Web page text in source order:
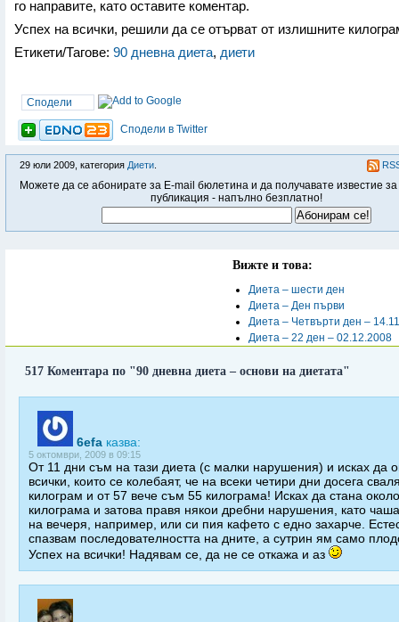
го направите, като оставите коментар.
Успех на всички, решили да се отърват от излишните
Етикети/Тагове: 90 дневна диета, диети
Сподели
Сподели в Twitter
29 юли 2009, категория Диети
Можете да се абонирате за E-mail бюлетина и да получавате известие за
публикация - напълно безплатно!
Вижте и това:
Диета – шести ден
Диета – Ден първи
Диета – Четвърти ден –
Диета – 22 ден – 02.12.2008
517 Коментара по "90 дневна диета – основи на диетата"
6efa казва:
5 октомври, 2009 в 09:15
От 11 дни съм на тази диета (с малки нарушения) и исках да
всички, които се колебаят, че на всеки четири дни досега
килограм и от 57 вече съм 55 килограма! Исках да стана
килограма и затова правя някои дребни нарушения, като
на вечеря, например, или си пия кафето с едно захарче.
спазвам последователността на дните, а сутрин ям само
Успех на всички! Надявам се, да не се откажа и аз